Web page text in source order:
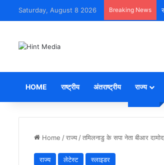
Saturday, August 8 2026 Breaking News
HOME राष्ट्रीय अंतराष्ट्रीय राज्य
Home /राज्य /तमिलनाडु के सपा नेता बीआर
राज्य लेटेस्ट स्लाइडर